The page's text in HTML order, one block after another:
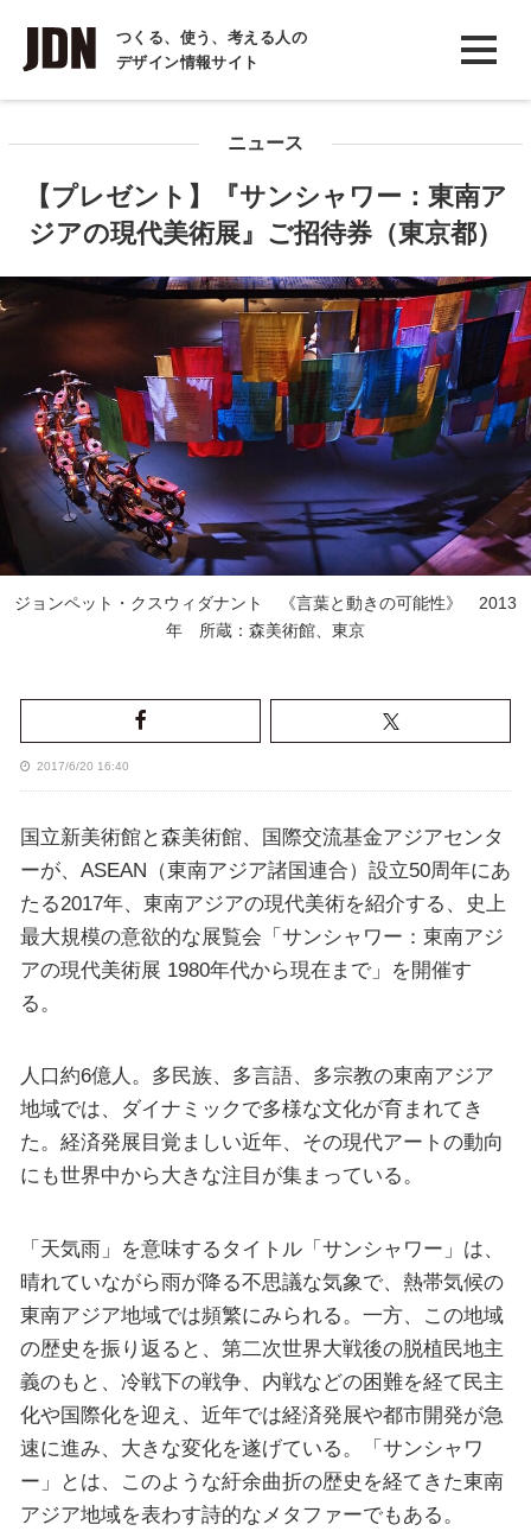
つくる、使う、考える人の
デザイン情報サイト
INTERVIEW
インタビュー
COLUMN
ニュース
【プレゼント】『サンシャワー：東南ア
ジアの現代美術展』ご招待券（東京都）
ジョンペット・クスウィダナント 《言葉と動きの可能性》 2013
年 所蔵：森美術館、東京
2017/6/20 16:40
国立新美術館と森美術館、国際交流基金アジアセンタ
ーが、ASEAN（東南アジア諸国連合）設立50周年にあ
たる2017年、東南アジアの現代美術を紹介する、史上
最大規模の意欲的な展覧会「サンシャワー：東南アジ
アの現代美術展 1980年代から現在まで」を開催す
る。
人口約6億人。多民族、多言語、多宗教の東南アジア
地域では、ダイナミックで多様な文化が育まれてき
た。経済発展目覚ましい近年、その現代アートの動向
にも世界中から大きな注目が集まっている。
「天気雨」を意味するタイトル「サンシャワー」は、
晴れていながら雨が降る不思議な気象で、熱帯気候の
東南アジア地域では頻繁にみられる。一方、この地域
の歴史を振り返ると、第二次世界大戦後の脱植民地主
義のもと、冷戦下の戦争、内戦などの困難を経て民主
化や国際化を迎え、近年では経済発展や都市開発が急
速に進み、大きな変化を遂げている。「サンシャワ
ー」とは、このような紆余曲折の歴史を経てきた東南
アジア地域を表わす詩的なメタファーでもある。